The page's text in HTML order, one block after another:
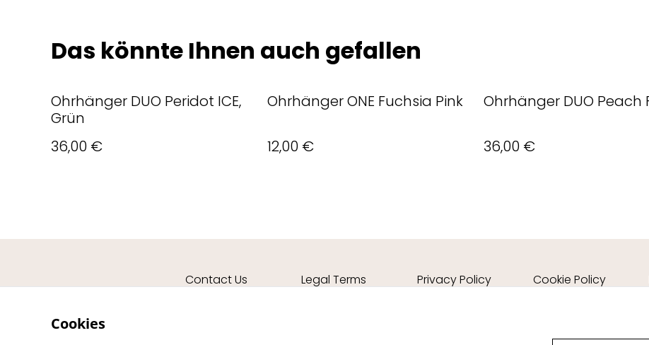
Das könnte Ihnen auch gefallen
Ohrhänger DUO Peridot ICE,
Grün
36,00 €
Ohrhänger ONE Fuchsia Pink
12,00 €
Ohrhänger DUO Peach
36,00 €
Contact Us Legal Terms Privacy Policy Cookie Policy
Cookies